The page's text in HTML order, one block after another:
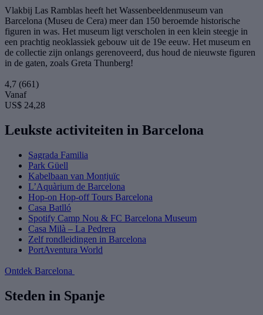
Vlakbij Las Ramblas heeft het Wassenbeeldenmuseum van
Barcelona (Museu de Cera) meer dan 150 beroemde historische
figuren in was. Het museum ligt verscholen in een klein steegje in
een prachtig neoklassiek gebouw uit de 19e eeuw. Het museum en
de collectie zijn onlangs gerenoveerd, dus houd de nieuwste figuren
in de gaten, zoals Greta Thunberg!
4,7 (661)
Vanaf
US$ 24,28
Leukste activiteiten in Barcelona
Sagrada Familia
Park Güell
Kabelbaan van Montjuïc
L’Aquàrium de Barcelona
Hop-on Hop-off Tours Barcelona
Casa Batlló
Spotify Camp Nou & FC Barcelona Museum
Casa Milà – La Pedrera
Zelf rondleidingen in Barcelona
PortAventura World
Ontdek Barcelona
Steden in Spanje